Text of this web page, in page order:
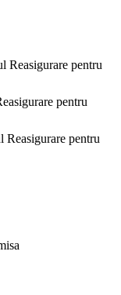
Reasigurare pentru
pentru
Reasigurare pentru